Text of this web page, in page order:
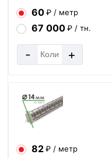
60₽ / метр
67 000₽ / тн.
- +
82₽ / метр